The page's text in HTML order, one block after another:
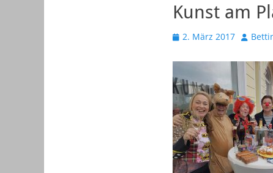
Kunst am
Veröffentlicht
2. März 2017 Autor